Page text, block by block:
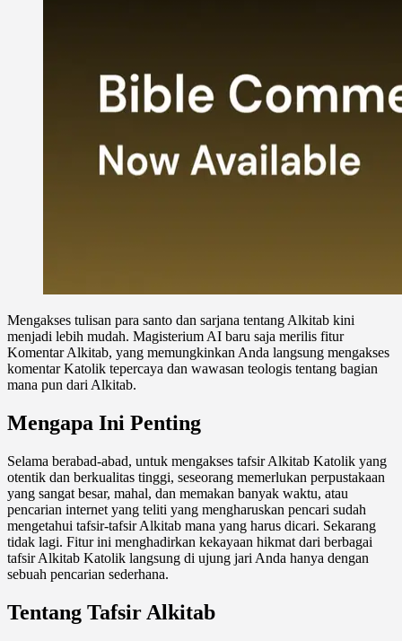
Mengakses tulisan para santo dan sarjana tentang Alkitab kini
menjadi lebih mudah. Magisterium AI baru saja merilis fitur
Komentar Alkitab, yang memungkinkan Anda langsung mengakses
komentar Katolik tepercaya dan wawasan teologis tentang bagian
mana pun dari Alkitab.
Mengapa Ini Penting
Selama berabad-abad, untuk mengakses tafsir Alkitab Katolik yang
otentik dan berkualitas tinggi, seseorang memerlukan perpustakaan
yang sangat besar, mahal, dan memakan banyak waktu, atau
pencarian internet yang teliti yang mengharuskan pencari sudah
mengetahui tafsir-tafsir Alkitab mana yang harus dicari. Sekarang
tidak lagi. Fitur ini menghadirkan kekayaan hikmat dari berbagai
tafsir Alkitab Katolik langsung di ujung jari Anda hanya dengan
sebuah pencarian sederhana.
Tentang Tafsir Alkitab